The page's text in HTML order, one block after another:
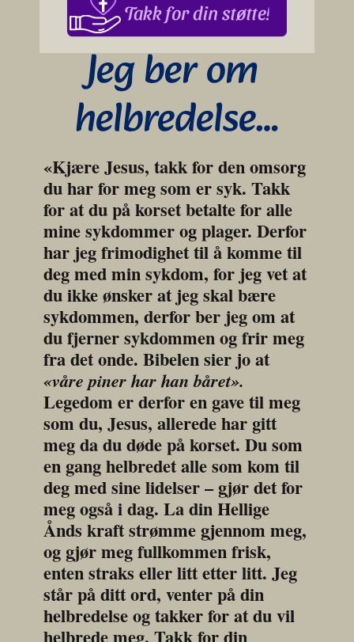
Takk for din støtte!
Jeg ber om
helbredelse…
«Kjære Jesus, takk for den omsorg
du har for meg som er syk. Takk
for at du på korset betalte for alle
mine sykdommer og plager. Derfor
har jeg frimodighet til å komme til
deg med min sykdom, for jeg vet at
du ikke ønsker at jeg skal bære
sykdommen, derfor ber jeg om at
du fjerner sykdommen og frir meg
fra det onde. Bibelen sier jo at
«våre piner har han båret».
Legedom er derfor en gave til meg
som du, Jesus, allerede har gitt
meg da du døde på korset. Du som
en gang helbredet alle som kom til
deg med sine lidelser – gjør det for
meg også i dag. La din Hellige
Ånds kraft strømme gjennom meg,
og gjør meg fullkommen frisk,
enten straks eller litt etter litt. Jeg
står på ditt ord, venter på din
helbredelse og takker for at du vil